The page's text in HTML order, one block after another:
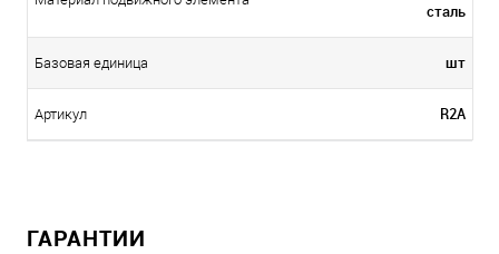
сталь
Базовая единица шт
Артикул R2A
ГАРАНТИИ